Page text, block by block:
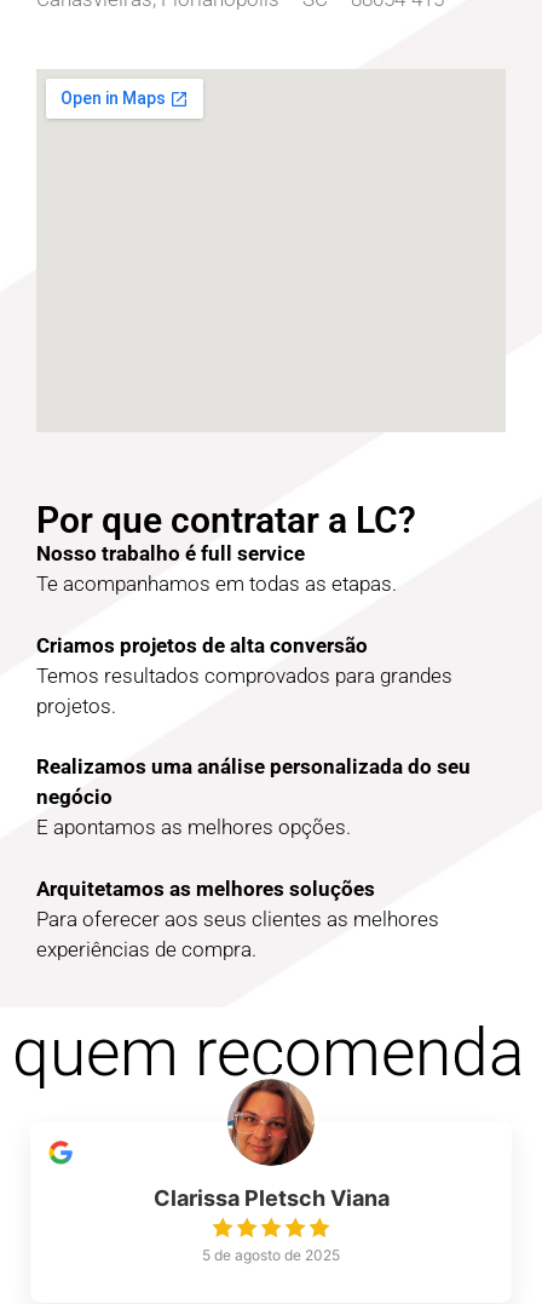
Por que contratar a LC?
Nosso trabalho é full service
Te acompanhamos em todas as etapas.
Criamos projetos de alta conversão
Temos resultados comprovados para grandes
projetos.
Realizamos uma análise personalizada do seu
negócio
E apontamos as melhores opções.
Arquitetamos as melhores soluções
Para oferecer aos seus clientes as melhores
experiências de compra.
quem recomenda
Clarissa Pletsch Viana
5 de agosto de 2025